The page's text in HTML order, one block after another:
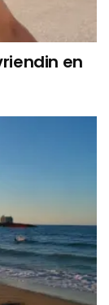
en